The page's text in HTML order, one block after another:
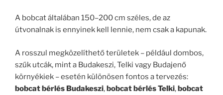
A bobcat általában 150–200 cm széles, de az
útvonalnak is ennyinek kell lennie, nem csak a kapunak.
A rosszul megközelíthető területek – például dombos,
szűk utcák, mint a Budakeszi, Telki vagy Budajenő
környékiek – esetén különösen fontos a tervezés:
bobcat bérlés Budakeszi,bobcat bérlés Telki,bobcat